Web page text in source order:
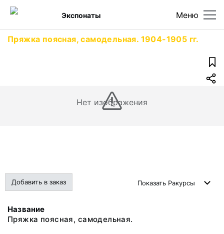
Меню
Экспонаты
Пряжка поясная, самодельная. 1904-1905 гг.
Нет изображения
Добавить в заказ Показать Ракурсы
Название
Пряжка поясная, самодельная.